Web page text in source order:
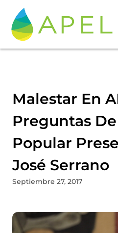
Malestar En
Preguntas
Popular
José Serrano
Septiembre 27, 2017